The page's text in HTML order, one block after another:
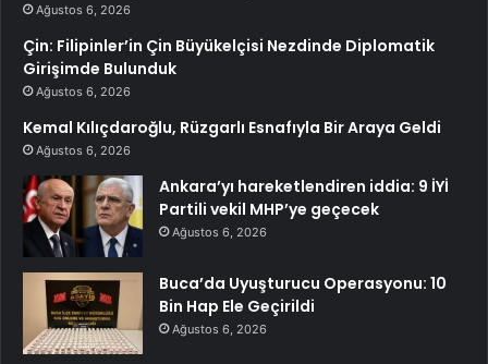
Ağustos 6, 2026
Çin: Filipinler’in Çin Büyükelçisi Nezdinde Diplomatik
Girişimde Bulunduk
Ağustos 6, 2026
Kemal Kılıçdaroğlu, Rüzgarlı Esnafıyla Bir Araya Geldi
Ağustos 6, 2026
Ankara’yı hareketlendiren iddia: 9 İYİ
Partili vekil MHP’ye geçecek
Ağustos 6, 2026
Buca’da Uyuşturucu Operasyonu: 10
Bin Hap Ele Geçirildi
Ağustos 6, 2026